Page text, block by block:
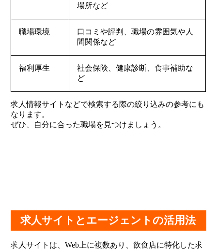
場所など
職場環境
口コミや評判、職場の雰囲気や人
間関係など
福利厚生
社会保険、健康診断、食事補助な
ど
求人情報サイトなどで検索する際の絞り込みの参考にも
なります。
ぜひ、自分に合った職場を見つけましょう。
求人サイトとエージェントの活用法
求人サイトは、Web上に複数あり、飲食店に特化した求